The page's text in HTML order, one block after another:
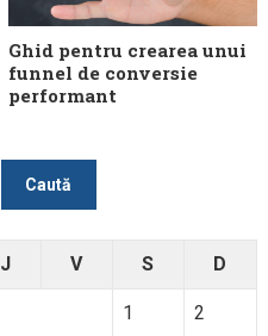
Ghid pentru crearea unui
funnel de conversie
performant
J V S D
1 2